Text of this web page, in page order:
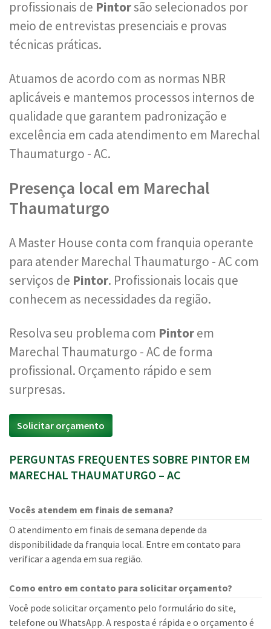
profissionais de Pintorsão selecionados por
meio de entrevistas presenciais e provas
técnicas práticas.
Atuamos de acordo com as normas NBR
aplicáveis e mantemos processos internos de
qualidade que garantem padronização e
excelência em cada atendimento em Marechal
Thaumaturgo - AC.
Presença local em Marechal
Thaumaturgo
A Master House conta com franquia operante
para atender Marechal Thaumaturgo - AC com
serviços de Pintor. Profissionais locais que
conhecem as necessidades da região.
Resolva seu problema com Pintorem
Marechal Thaumaturgo - AC de forma
profissional. Orçamento rápido e sem
surpresas.
Solicitar orçamento
PERGUNTAS FREQUENTES SOBRE PINTOR EM
MARECHAL THAUMATURGO – AC
Vocês atendem em finais de semana?
O atendimento em finais de semana depende da
disponibilidade da franquia local. Entre em contato para
verificar a agenda em sua região.
Como entro em contato para solicitar orçamento?
Você pode solicitar orçamento pelo formulário do site,
telefone ou WhatsApp. A resposta é rápida e o orçamento é